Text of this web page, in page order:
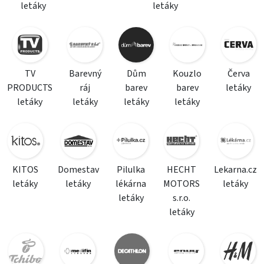
letáky letáky
TV
PRODUCTS
letáky
Barevný
ráj
letáky
Dům
barev
letáky
Kouzlo
barev
letáky
Červa
letáky
KITOS
letáky
Domestav
letáky
Pilulka
lékárna
letáky
HECHT
MOTORS
s.r.o.
letáky
Lekarna.cz
letáky